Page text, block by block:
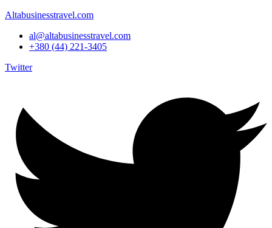
Altabusinesstravel.com
al@altabusinesstravel.com
+380 (44) 221-3405
Twitter